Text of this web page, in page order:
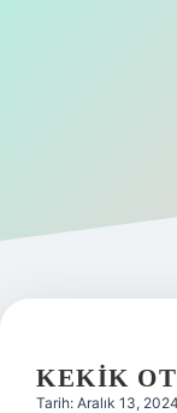
Gizlilik Politikası
Yasal Uyarı
KEKIK
Tarih: Aralık 13, 2024